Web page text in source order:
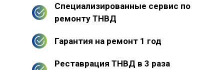
Специализированные сервис по
ремонту ТНВД
Гарантия на ремонт 1 год
Реставрация ТНВД в 3 раза